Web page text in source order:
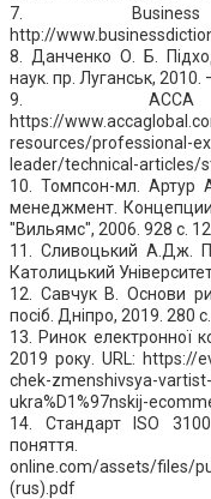
7.
http://
8. Данченко О. Б.
наук. пр. Луганськ,
9.
https://
resources/professional-
leader/technical-articles/
10. Томпсон-мл. Артур
менеджмент.
"Вильямс", 2006. 928 с.
11. Сливоцький А.Дж.
Католицький
12. Савчук В. Основи
посіб. Дніпро, 2019. 280 с.
13. Ринок електронної
2019 року. URL: https://
chek-zmenshivsya-
ukra%D1%97nskij-
14. Стандарт ISO
поняття.
online.com/assets/files/
(rus).pdf